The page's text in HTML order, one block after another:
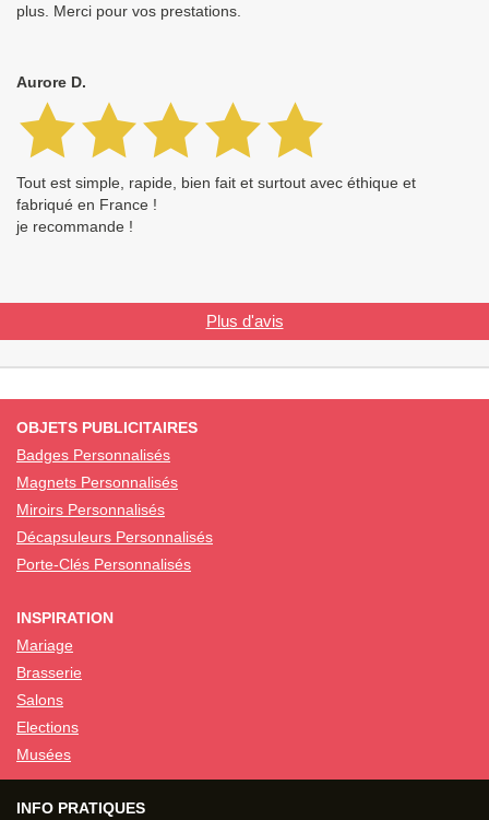
plus. Merci pour vos prestations.
Aurore D.
Tout est simple, rapide, bien fait et surtout avec éthique et
fabriqué en France !
je recommande !
Plus d'avis
OBJETS PUBLICITAIRES
Badges Personnalisés
Magnets Personnalisés
Miroirs Personnalisés
Décapsuleurs Personnalisés
Porte-Clés Personnalisés
INSPIRATION
Mariage
Brasserie
Salons
Elections
Musées
INFO PRATIQUES